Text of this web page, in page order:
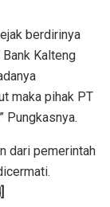
berdirinya
Kalteng
maka pihak PT
Pungkasnya.
dari pemerintah